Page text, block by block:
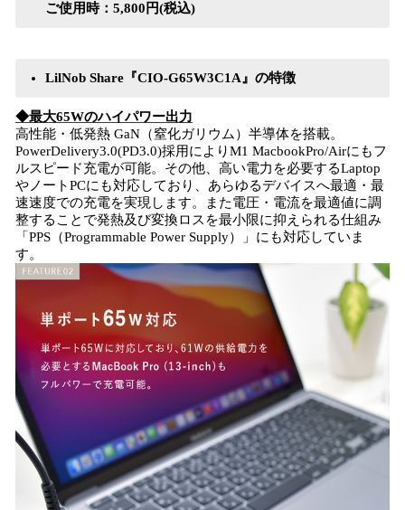
ご使用時：5,800円(税込)
LilNob Share『CIO-G65W3C1A』の特徴
◆最大65Wのハイパワー出力
高性能・低発熱 GaN（窒化ガリウム）半導体を搭載。
PowerDelivery3.0(PD3.0)採用によりM1 MacbookPro/Airにもフ
ルスピード充電が可能。その他、高い電力を必要するLaptop
やノートPCにも対応しており、あらゆるデバイスへ最適・最
速速度での充電を実現します。また電圧・電流を最適値に調
整することで発熱及び変換ロスを最小限に抑えられる仕組み
「PPS（Programmable Power Supply）」にも対応していま
す。